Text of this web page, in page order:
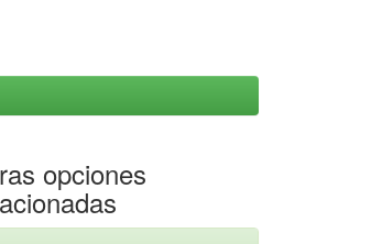
opciones